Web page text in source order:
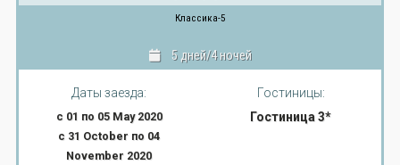
Классика-5
5 дней/4 ночей
Даты заезда:
с 01 по 05 May 2020
с 31 October по 04
November 2020
Гостиницы:
Гостиница 3*